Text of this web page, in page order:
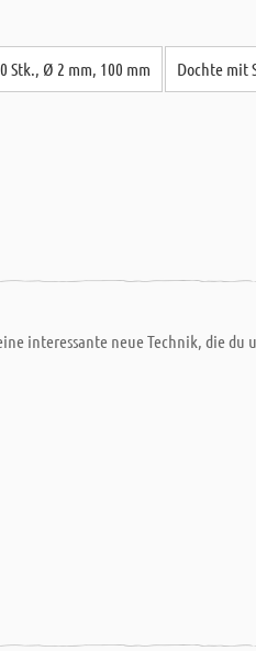
Stk., Ø 2 mm, 100 mm Dochte mit
interessante neue Technik, die du